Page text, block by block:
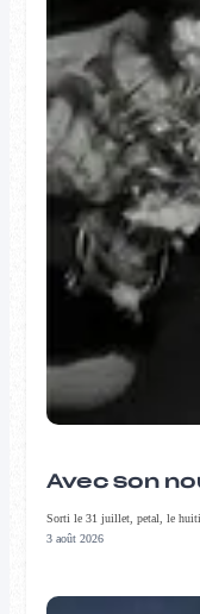
Avec son
Sorti le 31 juillet, petal, le
3 août 2026